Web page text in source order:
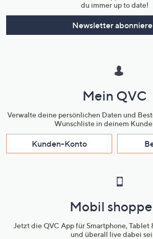
du immer up to date!
Newsletter
Mein QVC
Verwalte deine persönlichen Daten und
Wunschliste in deinem
Kunden-Konto
Mobil
Jetzt die QVC App für Smartphone, Tablet
und überall live dabei